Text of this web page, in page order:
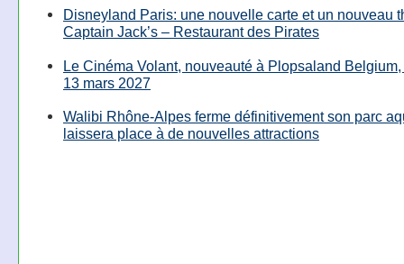
Disneyland Paris: une nouvelle carte et un nouveau
Captain Jack’s – Restaurant des Pirates
Le Cinéma Volant, nouveauté à Plopsaland
13 mars 2027
Walibi Rhône-Alpes ferme définitivement son parc
laissera place à de nouvelles attractions